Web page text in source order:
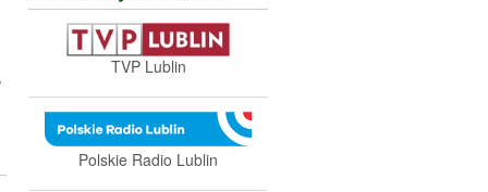
TVP Lublin
Polskie Radio Lublin